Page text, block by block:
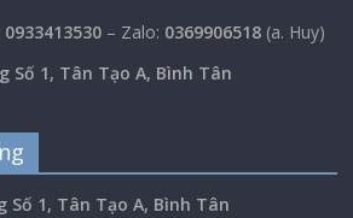
0933413530 – Zalo: 0369906518 (a. Huy)
Số 1, Tân Tạo A, Bình Tân
Số 1, Tân Tạo A, Bình Tân